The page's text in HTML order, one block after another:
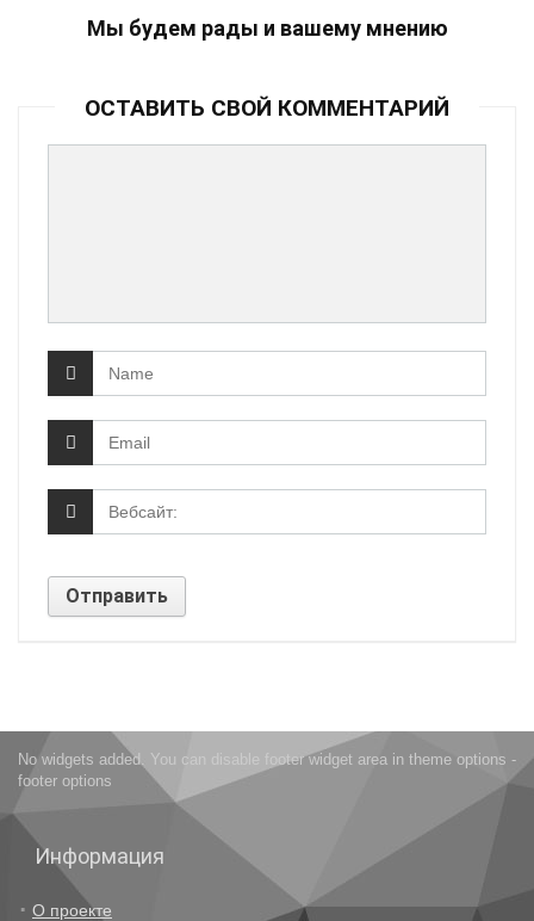
Мы будем рады и вашему мнению
ОСТАВИТЬ СВОЙ КОММЕНТАРИЙ
No widgets added. You can disable footer widget area in theme options -
footer options
Информация
О проекте